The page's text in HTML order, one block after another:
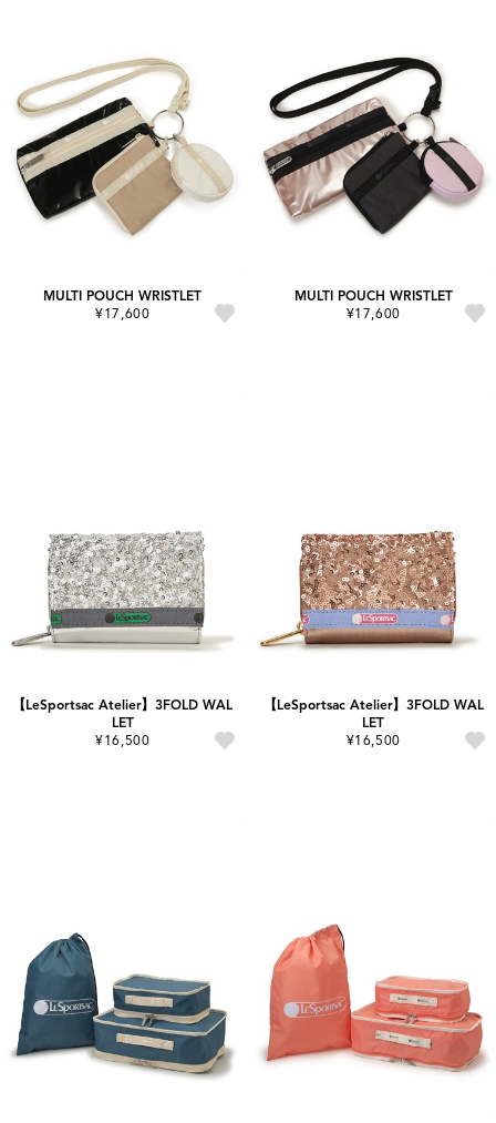
MULTI POUCH WRISTLET
¥17,600
MULTI POUCH WRISTLET
¥17,600
【LeSportsac Atelier】3FOLD WAL
LET
¥16,500
【LeSportsac Atelier】3FOLD WAL
LET
¥16,500